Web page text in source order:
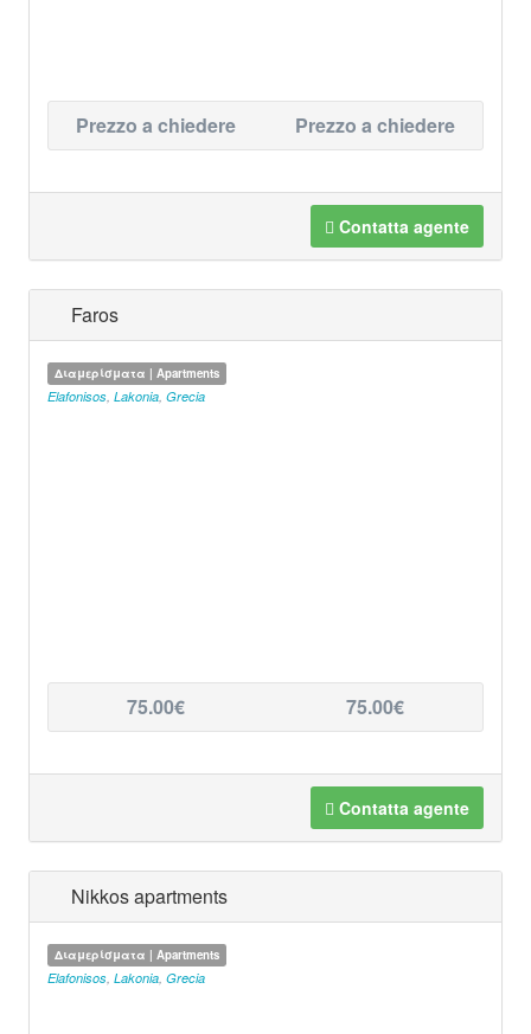
Prezzo a chiedere Prezzo a chiedere
Contatta agente
Faros
Διαμερίσματα | Apartments
Elafonisos Lakonia Grecia
75.00€ 75.00€
Contatta agente
Nikkos apartments
Διαμερίσματα | Apartments
Elafonisos, Lakonia, Grecia